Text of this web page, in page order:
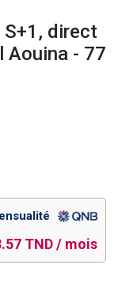
direct
Aouina - 77
TND / mois